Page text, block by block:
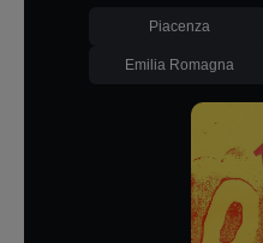
Piacenza
Emilia Romagna